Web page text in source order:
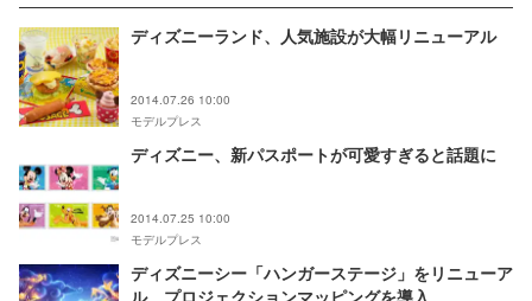
ディズニーランド、人気施設が大幅リニューアル
2014.07.26 10:00
モデルプレス
ディズニー、新パスポートが可愛すぎると話題に
2014.07.25 10:00
モデルプレス
ディズニーシー「ハンガーステージ」をリニューア
ル プロジェクションマッピングを導入